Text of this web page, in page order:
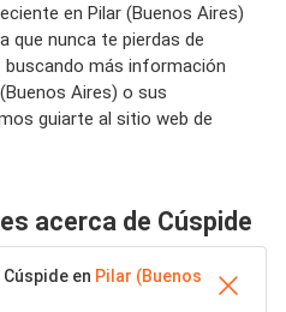
en Pilar (Buenos Aires)
que nunca te pierdas de
más información
Aires) o sus
guiarte al sitio web de
acerca de Cúspide
en Pilar (Buenos